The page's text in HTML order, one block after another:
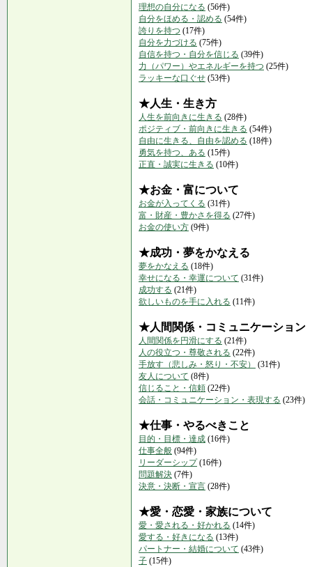
理想の自分になる (56件)
自分をほめる・認める (54件)
誇りを持つ (17件)
自分を力づける (75件)
自信を持つ・自分を信じる (39件)
力（パワー）やエネルギーを持つ (25件)
ラッキーな口ぐせ (53件)
★人生・生き方
人生を前向きに生きる (28件)
ポジティブ・前向きに生きる (54件)
自由に生きる、自由を認める (18件)
勇気を持つ、ある (15件)
正直・誠実に生きる (10件)
★お金・富について
お金が入ってくる (31件)
富・財産・豊かさを得る (27件)
お金の使い方 (9件)
★成功・夢をかなえる
夢をかなえる (18件)
幸せになる・幸運について (31件)
成功する (21件)
欲しいものを手に入れる (11件)
★人間関係・コミュニケーション
人間関係を円滑にする (21件)
人の役立つ・尊敬される (22件)
手放す（悲しみ・怒り・不安）
(31件)
友人について (8件)
信じること・信頼 (22件)
会話・コミュニケーション・表現する (23件)
★仕事・やるべきこと
目的・目標・達成 (16件)
仕事全般 (94件)
リーダーシップ(16件)
問題解決 (7件)
決意・決断・宣言 (28件)
★愛・恋愛・家族について
愛・愛される・好かれる (14件)
愛する・好きになる (13件)
パートナー・結婚について (43件)
子 (15件)